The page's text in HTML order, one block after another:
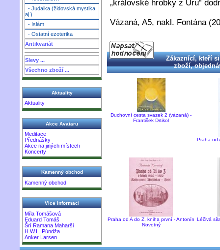
- Judaika (židovská mystika
aj.)
- Islám
- Ostatní ezoterika
Antikvariát
Slevy ...
Všechno zboží ...
Aktuality
Aktuality
Akce Avataru
Meditace
Přednášky
Akce na jiných místech
Koncerty
Kamenný obchod
Kamenný obchod
Více informací
Míla Tomášová
Eduard Tomáš
Šrí Ramana Maharši
H.W.L. Púndža
Anker Larsen
„královské hrobky z Uru“
Vázaná, A5, nakl. Fontána
Zákaznící, kteří
zboží,
Duchovní cesta svazek 2 (vázaná) -
František Drtikol
Praha od
Praha od A do Z, kniha první - Antonín
Novotný
Léčivá